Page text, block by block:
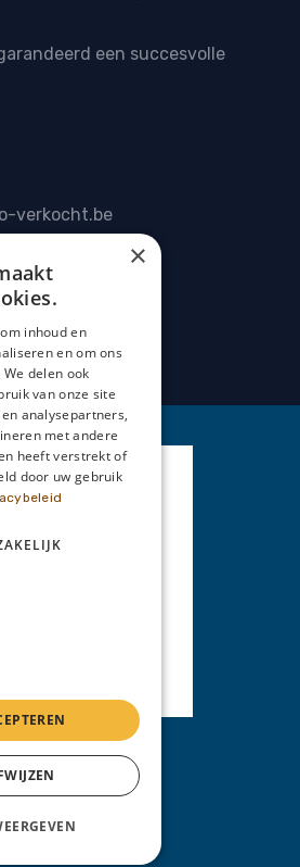
een succesvolle
verkocht.be
Privacy Policy
verkopen, ...
×
inhoud en
en om ons
delen ook
van onze site
analysepartners,
met andere
heeft verstrekt of
door uw gebruik